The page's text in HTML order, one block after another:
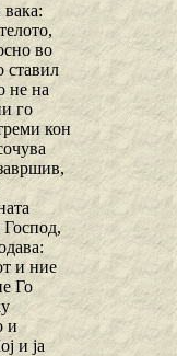
вака:
во
ставил
не на
го
кон
Господ,
и ние
Го
и
и ја